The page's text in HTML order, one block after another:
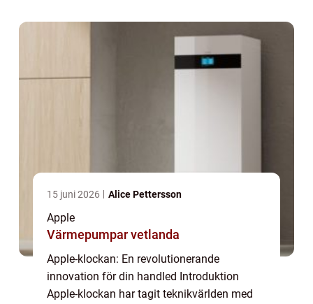
15 juni 2026 Alice Pettersson
Apple
Värmepumpar vetlanda
Apple-klockan: En revolutionerande
innovation för din handled Introduktion
Apple-klockan har tagit teknikvärlden med